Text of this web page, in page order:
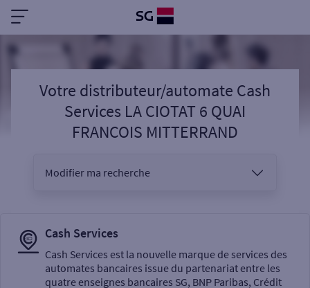
Votre distributeur/automate Cash
Services LA CIOTAT 6 QUAI
FRANCOIS MITTERRAND
Modifier ma recherche
Sélectionnez votre recherche
Cash Services
Cash Services est la nouvelle marque de services des
automates bancaires issue du partenariat entre les
quatre enseignes bancaires SG, BNP Paribas, Crédit